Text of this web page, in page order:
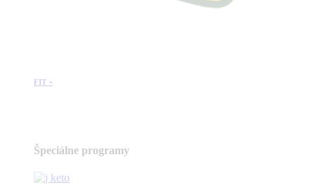
FIT +
Špeciálne programy